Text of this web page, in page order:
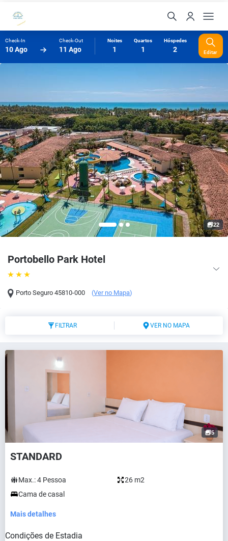
Check-In
10 Ago
Check-Out
11 Ago
Noites
1
Quartos
1
Hóspedes
2 Editar
Portobello Park Hotel
Porto Seguro 45810-000 (Ver no Mapa)
22
FILTRAR VER NO MAPA
5
STANDARD
Max.:4 Pessoa
26 m2
Cama de casal
Mais detalhes
Condições de Estadia